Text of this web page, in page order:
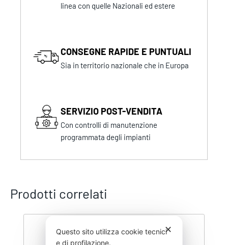
linea con quelle Nazionali ed estere
CONSEGNE RAPIDE E PUNTUALI
Sia in territorio nazionale che in Europa
SERVIZIO POST-VENDITA
Con controlli di manutenzione
programmata degli impianti
Prodotti correlati
✕
Questo sito utilizza cookie tecnici
e di profilazione.